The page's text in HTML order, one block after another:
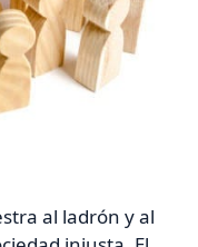
al ladrón y al